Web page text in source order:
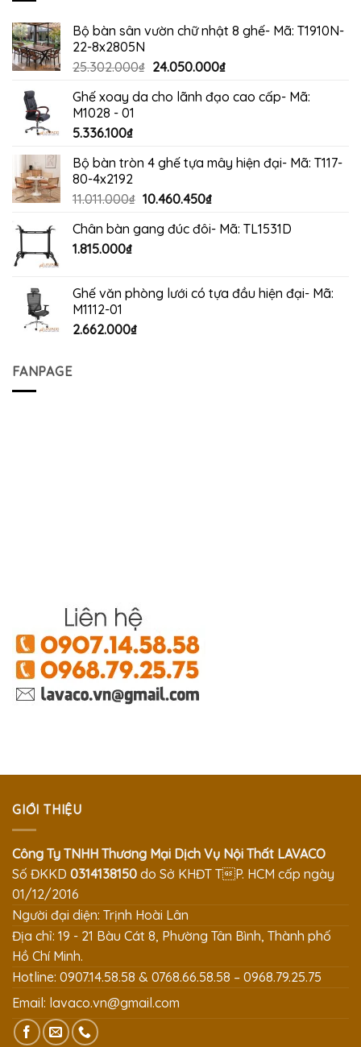
Bộ bàn sân vườn chữ nhật 8 ghế- Mã: T1910N-
22-8x2805N
25.302.000₫ Giá
là:
24.050.000₫Giá
tại
Ghế xoay da cho lãnh đạo cao cấp- Mã:
M1028 - 01
5.336.100₫
Bộ bàn tròn 4 ghế tựa mây hiện đại- Mã: T117-
80-4x2192
11.011.000₫ Giá
là:
10.460.450₫Giá
tại
Chân bàn gang đúc đôi- Mã: TL1531D
1.815.000₫
Ghế văn phòng lưới có tựa đầu hiện đại- Mã:
M1112-01
2.662.000₫
FANPAGE
GIỚI THIỆU
Công Ty TNHH Thương Mại Dịch Vụ Nội Thất LAVACO
Số ĐKKD 0314138150 do Sở KHĐT TP. HCM cấp ngày
01/12/2016
Người đại diện: Trịnh Hoài Lân
Địa chỉ: 19 - 21 Bàu Cát 8, Phường Tân Bình, Thành phố
Hồ Chí Minh.
Hotline: 0907.14.58.58 & 0768.66.58.58 – 0968.79.25.75
Email: lavaco.vn@gmail.com